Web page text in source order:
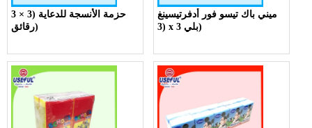
حزمة الأنسجة للدعاية (3 × 3
رقائق)
ميني باك تيسو فور أدفرتيسينغ
(3 x 3 بلي)